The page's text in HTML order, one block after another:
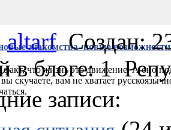
знакомства- новые
что жизнь это движение. А оно
скучаете, вам не хватает
altarf Создан:
в блоге: 1
записи: